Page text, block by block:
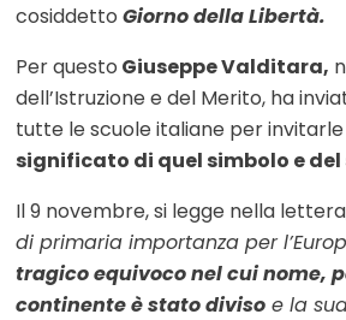
cosiddetto Giorno della Libertà.
Per questo Giuseppe Valditara,
dell’Istruzione e del Merito, ha
tutte le scuole italiane per
significato di quel simbolo e del
Il 9 novembre, si legge nella
di primaria importanza per
tragico equivoco nel cui nome,
continente è stato diviso e la